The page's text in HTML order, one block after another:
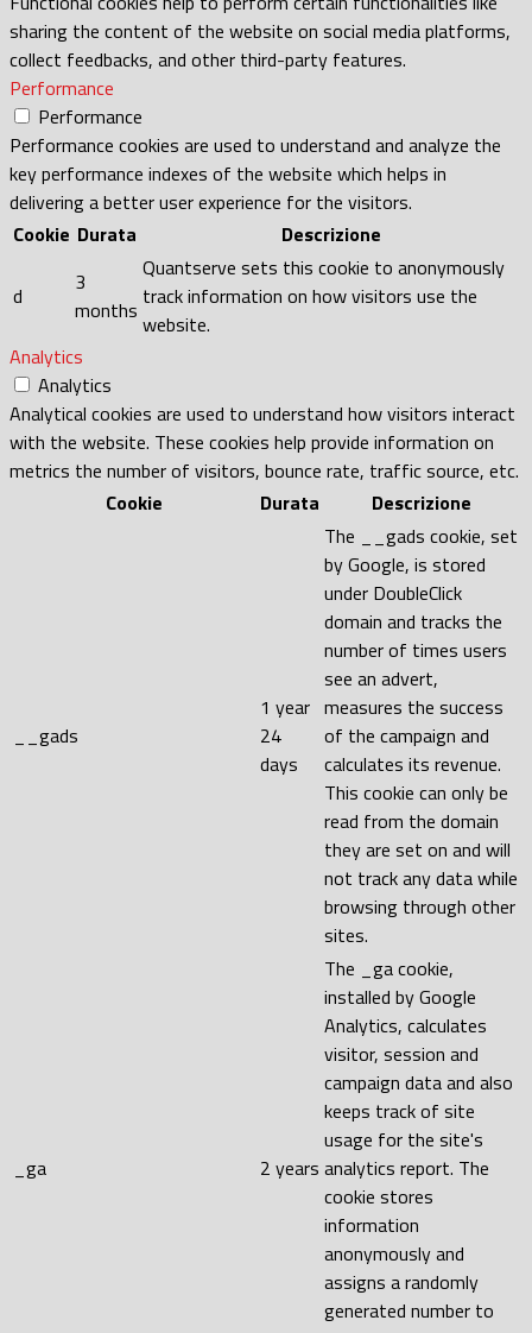
sharing the content of the website on social media platforms,
collect feedbacks, and other third-party features.
Performance
Performance
Performance cookies are used to understand and analyze the
key performance indexes of the website which helps in
delivering a better user experience for the visitors.
Cookie Durata Descrizione
d
3
months
Quantserve sets this cookie to anonymously
track information on how visitors use the
website.
Analytics
Analytics
Analytical cookies are used to understand how visitors interact
with the website. These cookies help provide information on
metrics the number of visitors, bounce rate, traffic source, etc.
Cookie
Durata Descrizione
__gads
1 year
24
days
The __gads cookie, set
by Google, is stored
under DoubleClick
domain and tracks the
number of times users
see an advert,
measures the success
of the campaign and
calculates its revenue.
This cookie can only be
read from the domain
they are set on and will
not track any data while
browsing through other
sites.
_ga 2 years
The _ga cookie,
installed by Google
Analytics, calculates
visitor, session and
campaign data and also
keeps track of site
usage for the site's
analytics report. The
cookie stores
information
anonymously and
assigns a randomly
generated number to